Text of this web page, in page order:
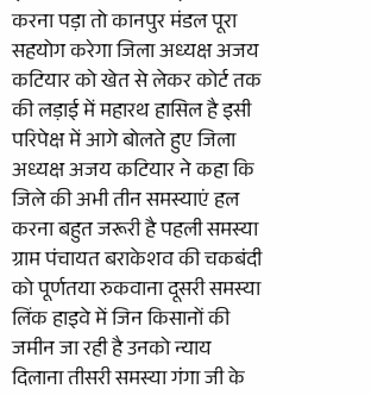
करना पड़ा तो कानपुर मंडल पूरा
सहयोग करेगा जिला अध्यक्ष अजय
कटियार को खेत से लेकर कोर्ट तक
की लड़ाई में महारथ हासिल है इसी
परिपेक्ष में आगे बोलते हुए जिला
अध्यक्ष अजय कटियार ने कहा कि
जिले की अभी तीन समस्याएं हल
करना बहुत जरूरी है पहली समस्या
ग्राम पंचायत बराकेशव की चकबंदी
को पूर्णतया रुकवाना दूसरी समस्या
लिंक हाइवे में जिन किसानों की
जमीन जा रही है उनको न्याय
दिलाना तीसरी समस्या गंगा जी के